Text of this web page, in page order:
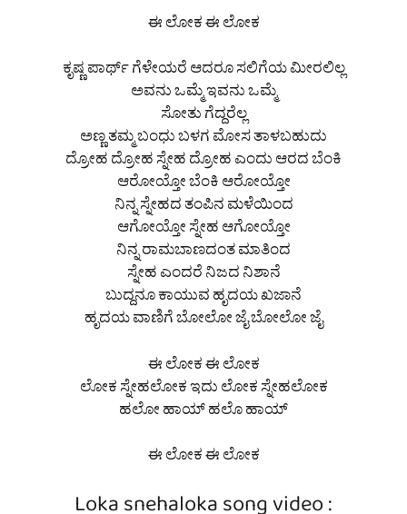
ಈ ಲೋಕ ಈ ಲೋಕ
ಕೃಷ್ಣ ಪಾರ್ಥ್ ಗೆಳೇಯರೆ ಆದರೂ ಸಲಿಗೆಯ ಮೀರಲಿಲ್ಲ
ಅವನು ಒಮ್ಮೆ ಇವನು ಒಮ್ಮೆ
ಸೋತು ಗೆದ್ದರೆಲ್ಲ
ಅಣ್ಣ ತಮ್ಮ ಬಂಧು ಬಳಗ ಮೋಸ ತಾಳಬಹುದು
ದ್ರೋಹ ದ್ರೋಹ ಸ್ನೇಹ ದ್ರೋಹ ಎಂದು ಆರದ ಬೆಂಕಿ
ಆರೋಯ್ತೋ ಬೆಂಕಿ ಆರೋಯ್ತೋ
ನಿನ್ನ ಸ್ನೇಹದ ತಂಪಿನ ಮಳೆಯಿಂದ
ಆಗೋಯ್ತೋ ಸ್ನೇಹ ಆಗೋಯ್ತೋ
ನಿನ್ನ ರಾಮಬಾಣದಂತ ಮಾತಿಂದ
ಸ್ನೇಹ ಎಂದರೆ ನಿಜದ ನಿಶಾನೆ
ಬುದ್ದನೂ ಕಾಯುವ ಹೃದಯ ಖಜಾನೆ
ಹೃದಯ ವಾಣಿಗೆ ಬೋಲೋ ಜೈ ಬೋಲೋ ಜೈ
ಈ ಲೋಕ ಈ ಲೋಕ
ಲೋಕ ಸ್ನೇಹಲೋಕ ಇದು ಲೋಕ ಸ್ನೇಹಲೋಕ
ಹಲೋ ಹಾಯ್ ಹಲೊ ಹಾಯ್
ಈ ಲೋಕ ಈ ಲೋಕ